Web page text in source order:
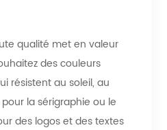
qualité met en valeur
des couleurs
résistent au soleil, au
la sérigraphie ou le
des logos et des textes